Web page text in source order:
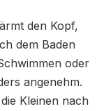
den Kopf,
dem Baden
oder
angenehm.
Kleinen nach